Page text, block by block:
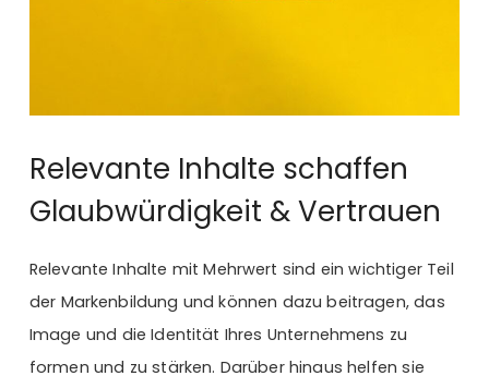
Relevante Inhalte schaffen
Glaubwürdigkeit & Vertrauen
Relevante Inhalte mit Mehrwert sind ein wichtiger Teil
der Markenbildung und können dazu beitragen, das
Image und die Identität Ihres Unternehmens zu
formen und zu stärken. Darüber hinaus helfen sie